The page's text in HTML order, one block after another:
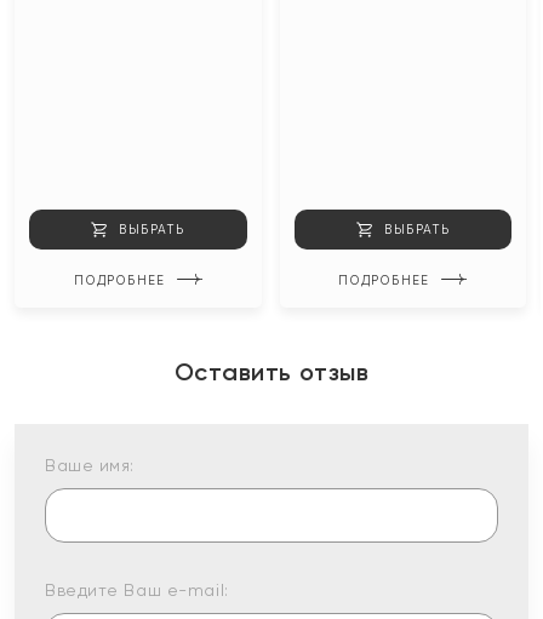
ВЫБРАТЬ
ПОДРОБНЕЕ
ВЫБРАТЬ
ПОДРОБНЕЕ
Оставить отзыв
Ваше имя:
Введите Ваш e-mail: